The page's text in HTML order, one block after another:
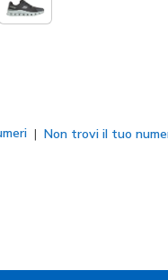
Non trovi il tuo